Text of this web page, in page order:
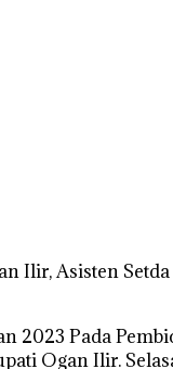
Ilir, Asisten
2023 Pada
Ogan Ilir.